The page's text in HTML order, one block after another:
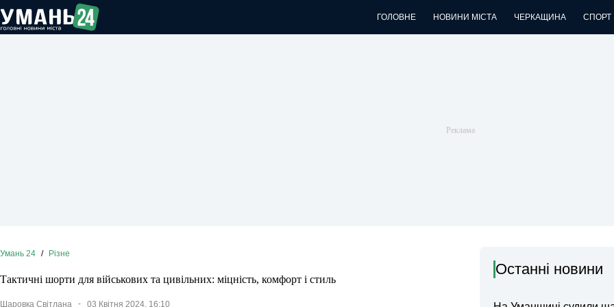
до
вмісту
ГОЛОВНЕ НОВИНИ МІСТА ЧЕРКАЩИНА СПОРТ
Умань 24 / Різне
Тактичні шорти для військових та цивільних: міцність, комфорт і стиль
Шаровка Світлана 03 Квітня 2024, 16:10
Останні новини